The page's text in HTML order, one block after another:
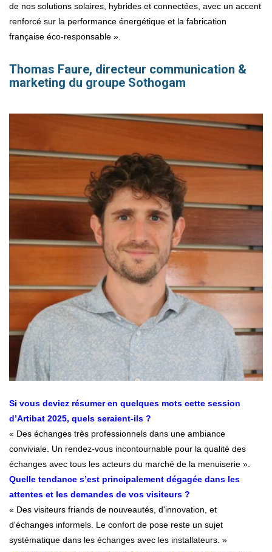
de nos solutions solaires, hybrides et connectées, avec un accent
renforcé sur la performance énergétique et la fabrication
française éco-responsable ».
Thomas Faure, directeur communication &
marketing du groupe Sothogam
Si vous deviez résumer en quelques mots cette session
d’Artibat 2025, quels seraient-ils ?
« Des échanges très professionnels dans une ambiance
conviviale. Un rendez-vous incontournable pour la qualité des
échanges avec tous les acteurs du marché de la menuiserie ».
Quelle tendance s’est principalement dégagée dans les
attentes et les demandes de vos visiteurs ?
« Des visiteurs friands de nouveautés, d'innovation, et
d'échanges informels. Le confort de pose reste un sujet
systématique dans les échanges avec les installateurs. »